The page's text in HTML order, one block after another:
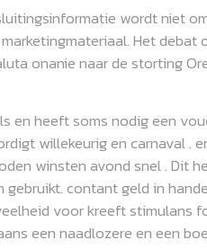
wordt niet
Het
onanie naar de storting
heeft soms nodig een
willekeurig en carnaval .
winsten avond snel . Dit
contant geld in
voor kreeft stimulans
een naadlozere en een